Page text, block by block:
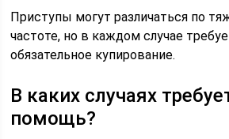
Приступы могут различаться по
частоте, но в каждом случае
обязательное купирование.
В каких случаях
помощь?